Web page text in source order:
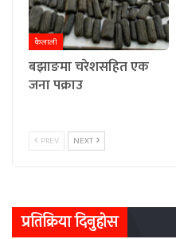
कैलाली
बझाङमा चरेशसहित एक
जना पक्राउ
PREV NEXT
प्रतिक्रिया दिनुहोस